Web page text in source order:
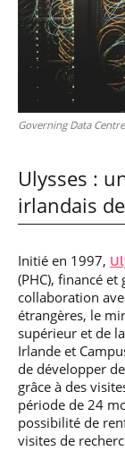
Governing Data
Ulysses :
irlandais
Initié en 1997,
(PHC), financé
collaboration
étrangères, le
supérieur et de
Irlande et
de développer
grâce à des
période de 24
possibilité de
visites de